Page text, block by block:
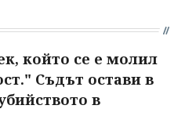
който се е молил
Съдът остави в
в